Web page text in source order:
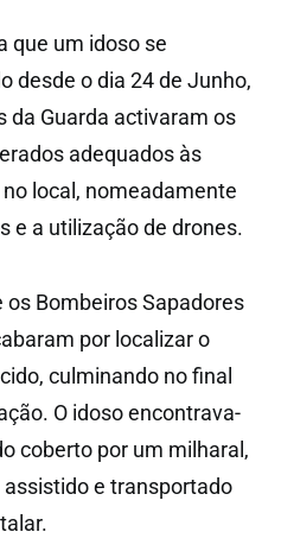
que um idoso se
desde o dia 24 de Junho,
da Guarda activaram os
adequados às
local, nomeadamente
e a utilização de drones.
os Bombeiros Sapadores
por localizar o
culminando no final
O idoso encontrava-
coberto por um milharal,
e transportado